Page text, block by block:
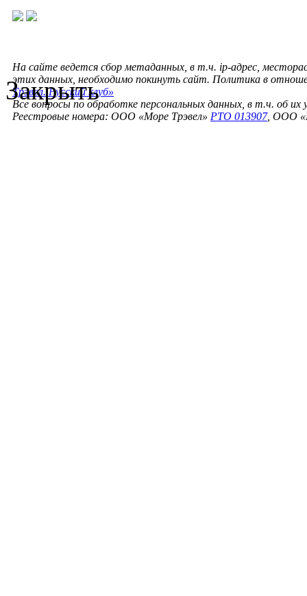
На сайте ведется сбор метаданных, в т.ч. ip-адрес,
этих данных, необходимо покинуть сайт. Политика в
Трэвел. Русский клуб»
Все вопросы по обработке персональных данных, в т.ч. об их
Реестровые номера: ООО «Море Трэвел» РТО 013907, ООО
Закрыть